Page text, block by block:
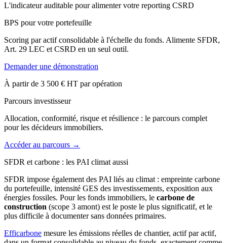
L'indicateur auditable pour alimenter votre reporting CSRD
BPS pour votre portefeuille
Scoring par actif consolidable à l'échelle du fonds. Alimente SFDR,
Art. 29 LEC et CSRD en un seul outil.
Demander une démonstration
À partir de 3 500 € HT par opération
Parcours investisseur
Allocation, conformité, risque et résilience : le parcours complet
pour les décideurs immobiliers.
Accéder au parcours →
SFDR et carbone : les PAI climat aussi
SFDR impose également des PAI liés au climat : empreinte carbone
du portefeuille, intensité GES des investissements, exposition aux
énergies fossiles. Pour les fonds immobiliers, le carbone de
construction (scope 3 amont) est le poste le plus significatif, et le
plus difficile à documenter sans données primaires.
Efficarbone mesure les émissions réelles de chantier, actif par actif,